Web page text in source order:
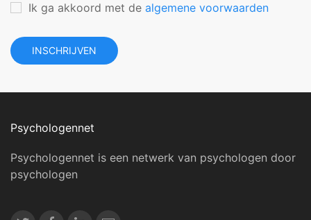
Ik ga akkoord met de algemene voorwaarden
INSCHRIJVEN
Psychologennet
Psychologennet is een netwerk van psychologen door
psychologen